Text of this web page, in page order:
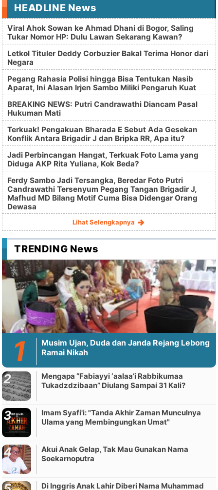
HEADLINE News
Viral Ahok Sowan ke Ahmad Dhani di Bogor, Saling
Tukar Nomor HP: Dulu Lawan Sekarang Kawan?
Letkol Tituler Deddy Corbuzier Bakal Terima Honor dari
Negara
Pegang Rahasia Polisi hingga Bisa Tentukan Nasib
Aparat, Ini Alasan Irjen Sambo Miliki Pengaruh Kuat
BREAKING NEWS: Putri Candrawathi Diancam Pasal
Hukuman Mati
Terkuak! Pengakuan Bharada E Sebut Ada Gesekan
Konflik Antara Brigadir J dan Bripka RR, Apa itu?
Jadi Perbincangan Hangat, Terkuak Foto Lama yang
Diduga AKP Rita Yuliana, Kok Beda?
Ferdy Sambo Jadi Tersangka, Beredar Foto Putri
Candrawathi Tersenyum Pegang Tangan Brigadir J,
Mafhud MD Bilang Motif Cuma Bisa Didengar Orang
Dewasa
Lihat Selengkapnya
TRENDING News
Musim Ujan, Duda dan Janda Rejang Lebong
Ramai Nikah
Mengapa “Fabiayyi ‘aalaa’i Rabbikumaa
Tukadzdzibaan” Diulang Sampai 31 Kali?
Imam Syafi'i: "Tanda Akhir Zaman Munculnya
Ulama yang Membingungkan Umat"
Akui Anak Gelap, Tak Mau Gunakan Nama
Soekarnoputra
Di Inggris Anak Lahir Diberi Nama Muhammad